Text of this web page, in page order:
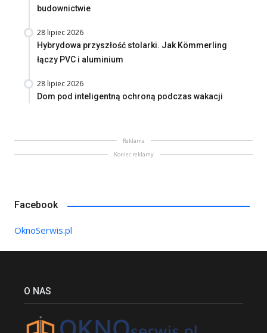
budownictwie
28 lipiec 2026
Hybrydowa przyszłość stolarki. Jak Kömmerling
łączy PVC i aluminium
28 lipiec 2026
Dom pod inteligentną ochroną podczas wakacji
Reklama
Koniec reklamy
Facebook
OknoSerwis.pl
O NAS